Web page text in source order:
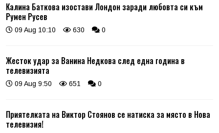
Калина Баткова изостави Лондон заради любовта си към
Румен Русев
09 Aug 10:10 630 0
Жесток удар за Ванина Недкова след една година в
телевизията
09 Aug 9:50 651 0
Приятелката на Виктор Стоянов се натиска за място в Нова
телевизия!